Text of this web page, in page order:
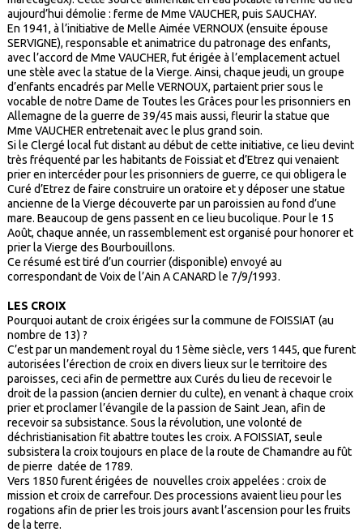
aujourd’hui démolie : ferme de Mme VAUCHER, puis SAUCHAY.
En 1941, à l’initiative de Melle Aimée VERNOUX (ensuite épouse
SERVIGNE), responsable et animatrice du patronage des enfants,
avec l’accord de Mme VAUCHER, fut érigée à l’emplacement actuel
une stèle avec la statue de la Vierge. Ainsi, chaque jeudi, un groupe
d’enfants encadrés par Melle VERNOUX, partaient prier sous le
vocable de notre Dame de Toutes les Grâces pour les prisonniers en
Allemagne de la guerre de 39/45 mais aussi, fleurir la statue que
Mme VAUCHER entretenait avec le plus grand soin.
Si le Clergé local fut distant au début de cette initiative, ce lieu devint
très fréquenté par les habitants de Foissiat et d’Etrez qui venaient
prier en intercéder pour les prisonniers de guerre, ce qui obligera le
Curé d’Etrez de faire construire un oratoire et y déposer une statue
ancienne de la Vierge découverte par un paroissien au fond d’une
mare. Beaucoup de gens passent en ce lieu bucolique. Pour le 15
Août, chaque année, un rassemblement est organisé pour honorer et
prier la Vierge des Bourbouillons.
Ce résumé est tiré d’un courrier (disponible) envoyé au
correspondant de Voix de l’Ain A CANARD le 7/9/1993.
LES CROIX
Pourquoi autant de croix érigées sur la commune de FOISSIAT (au
nombre de 13) ?
C’est par un mandement royal du 15ème siècle, vers 1445, que furent
autorisées l’érection de croix en divers lieux sur le territoire des
paroisses, ceci afin de permettre aux Curés du lieu de recevoir le
droit de la passion (ancien dernier du culte), en venant à chaque croix
prier et proclamer l’évangile de la passion de Saint Jean, afin de
recevoir sa subsistance. Sous la révolution, une volonté de
déchristianisation fit abattre toutes les croix. A FOISSIAT, seule
subsistera la croix toujours en place de la route de Chamandre au fût
de pierre datée de 1789.
Vers 1850 furent érigées de nouvelles croix appelées : croix de
mission et croix de carrefour. Des processions avaient lieu pour les
rogations afin de prier les trois jours avant l’ascension pour les fruits
de la terre.